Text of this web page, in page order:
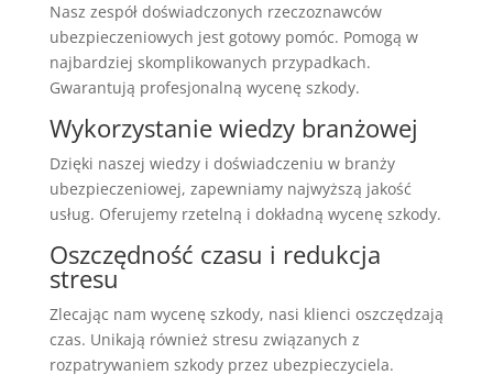
Nasz zespół doświadczonych rzeczoznawców
ubezpieczeniowych jest gotowy pomóc. Pomogą w
najbardziej skomplikowanych przypadkach.
Gwarantują profesjonalną wycenę szkody.
Wykorzystanie wiedzy branżowej
Dzięki naszej wiedzy i doświadczeniu w branży
ubezpieczeniowej, zapewniamy najwyższą jakość
usług. Oferujemy rzetelną i dokładną wycenę szkody.
Oszczędność czasu i redukcja
stresu
Zlecając nam wycenę szkody, nasi klienci oszczędzają
czas. Unikają również stresu związanych z
rozpatrywaniem szkody przez ubezpieczyciela.